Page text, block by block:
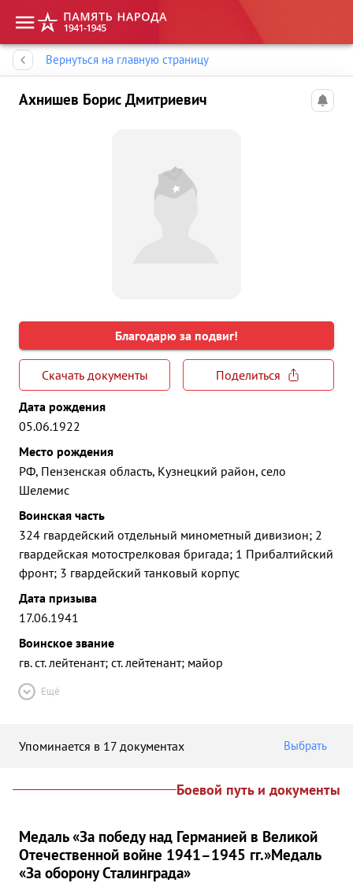
Вернуться на главную страницу
Ахнишев Борис Дмитриевич
Благодарю за подвиг!
Скачать документы
Поделиться
Дата рождения
05.06.1922
Место рождения
РФ, Пензенская область, Кузнецкий район, село
Шелемис
Воинская часть
324 гвардейский отдельный минометный дивизион; 2
гвардейская мотострелковая бригада; 1 Прибалтийский
фронт; 3 гвардейский танковый корпус
Дата призыва
17.06.1941
Воинское звание
гв. ст. лейтенант; ст. лейтенант; майор
Ещё
Упоминается в 17 документах Выбрать
Боевой путь и документы
Медаль «За победу над Германией в Великой
Отечественной войне 1941–1945 гг.»Медаль
«За оборону Сталинграда»
Память народа